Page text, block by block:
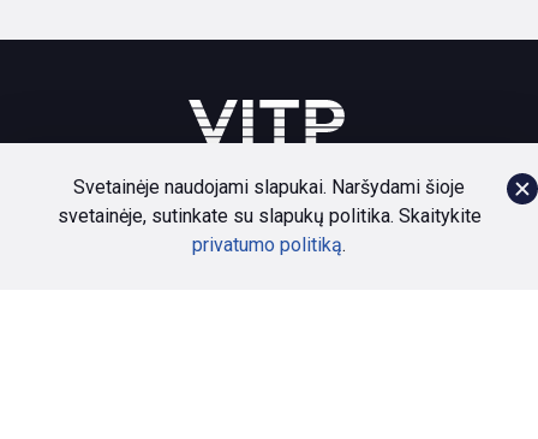
Svetainėje naudojami slapukai. Naršydami šioje
svetainėje, sutinkate su slapukų politika. Skaitykite
privatumo politiką.
Bendruomenė Paslaugos Naujienos
Apie
Privatumo politika
Dokumentai